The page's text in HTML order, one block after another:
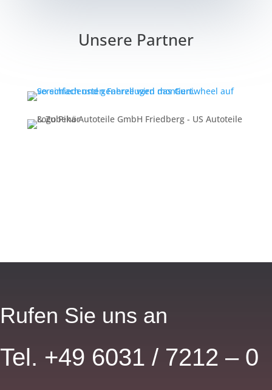
Unsere Partner
Rufen Sie uns an
Tel. +49 6031 / 7212 – 0